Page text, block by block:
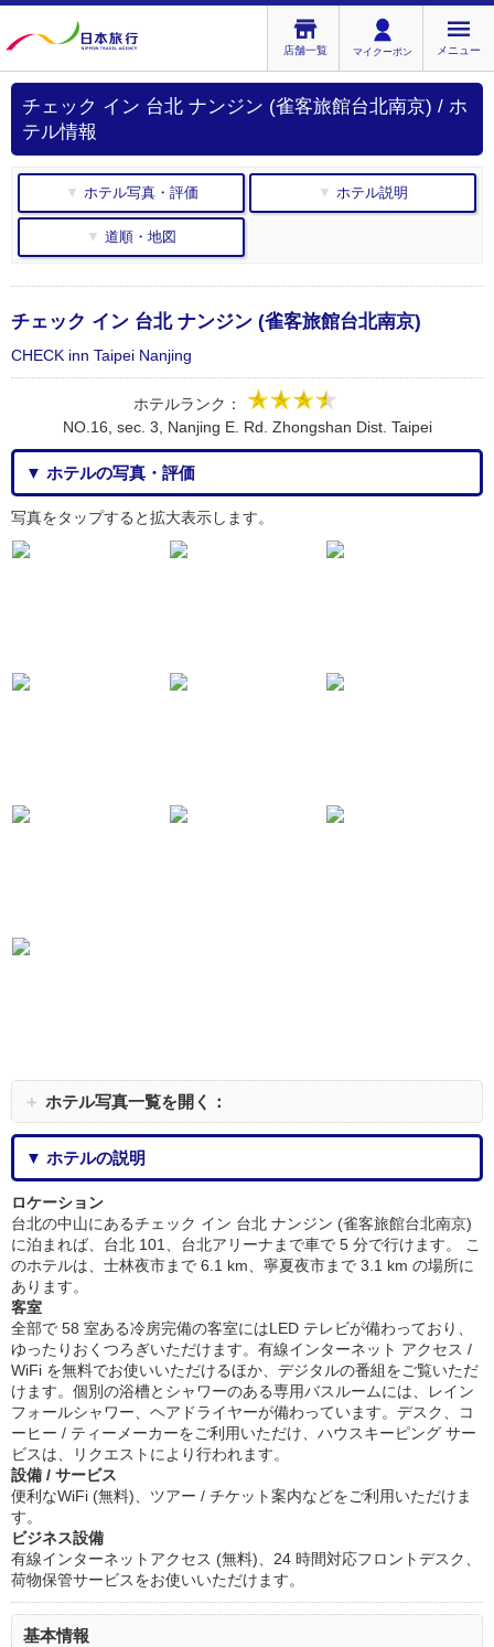
店舗一覧 マイクーポン メニュー
チェック イン 台北 ナンジン (雀客旅館台北南京) / ホ
テル情報
▼ ホテル写真・評価 ▼ ホテル説明
▼ 道順・地図
チェック イン 台北 ナンジン (雀客旅館台北南京)
CHECK inn Taipei Nanjing
ホテルランク：
NO.16, sec. 3, Nanjing E. Rd. Zhongshan Dist. Taipei
▼ ホテルの写真・評価
写真をタップすると拡大表示します。
＋ ホテル写真一覧を開く：
▼ ホテルの説明
ロケーション
台北の中山にあるチェック イン 台北 ナンジン (雀客旅館台北南京)
に泊まれば、台北 101、台北アリーナまで車で 5 分で行けます。 こ
のホテルは、士林夜市まで 6.1 km、寧夏夜市まで 3.1 km の場所に
あります。
客室
全部で 58 室ある冷房完備の客室にはLED テレビが備わっており、
ゆったりおくつろぎいただけます。有線インターネット アクセス /
WiFi を無料でお使いいただけるほか、デジタルの番組をご覧いただ
けます。個別の浴槽とシャワーのある専用バスルームには、レイン
フォールシャワー、ヘアドライヤーが備わっています。デスク、コ
ーヒー / ティーメーカーをご利用いただけ、ハウスキーピング サー
ビスは、リクエストにより行われます。
設備 / サービス
便利なWiFi (無料)、ツアー / チケット案内などをご利用いただけま
す。
ビジネス設備
有線インターネットアクセス (無料)、24 時間対応フロントデスク、
荷物保管サービスをお使いいただけます。
基本情報